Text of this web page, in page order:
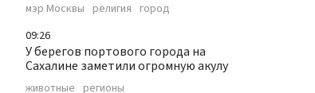
мэр Москвы религия город
09:26
У берегов портового города на
Сахалине заметили огромную акулу
животные регионы